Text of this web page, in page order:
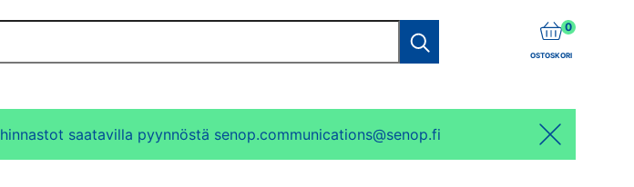
OSTOSKORI
0items
hinnastot saatavilla pyynnöstä senop.communications@senop.fi